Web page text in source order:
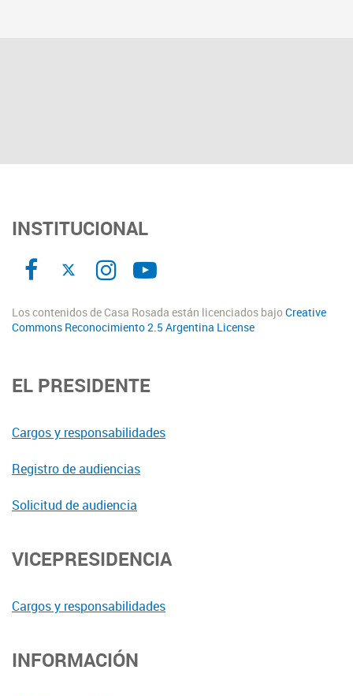
INSTITUCIONAL
Los contenidos de Casa Rosada están licenciados bajoCreative
Commons Reconocimiento 2.5 Argentina License
EL PRESIDENTE
Cargos y responsabilidades
Registro de audiencias
Solicitud de audiencia
VICEPRESIDENCIA
Cargos y responsabilidades
INFORMACIÓN